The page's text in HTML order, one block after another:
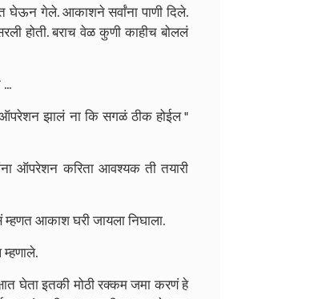
घेऊन गेले. आकाशने सर्वांना पाणी दिले.
होती. बराच वेळ कुणी काहीच बोललं
झालं ना कि सगळं ठीक होईल "
ऑपरेशन करिता आवश्यक ती तयारी
आकाश घरी जायला निघाला.
घेता इतकी मोठी रक्कम जमा करणं हे